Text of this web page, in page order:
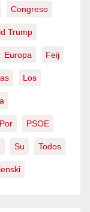
Congreso
Trump
Europa Feij
Los
Por PSOE
Su Todos